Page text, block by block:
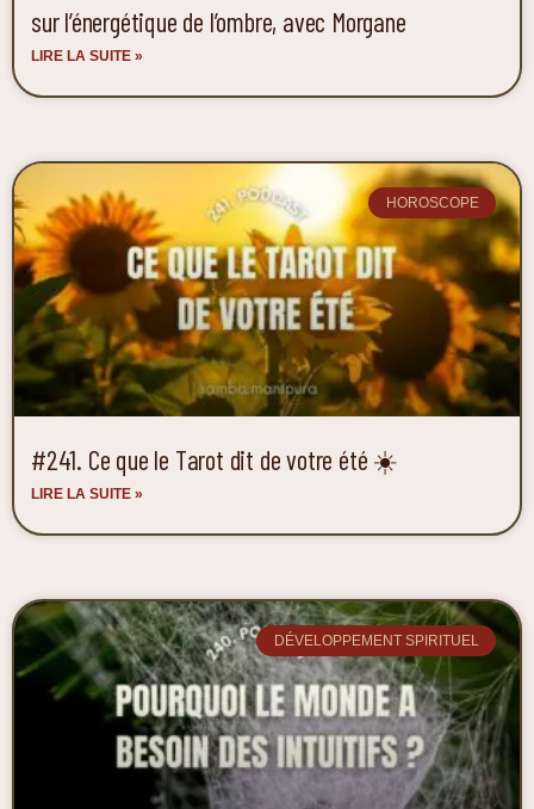
sur l’énergétique de l’ombre, avec Morgane
LIRE LA SUITE »
HOROSCOPE
#241. Ce que le Tarot dit de votre été ☀️
LIRE LA SUITE »
DÉVELOPPEMENT SPIRITUEL